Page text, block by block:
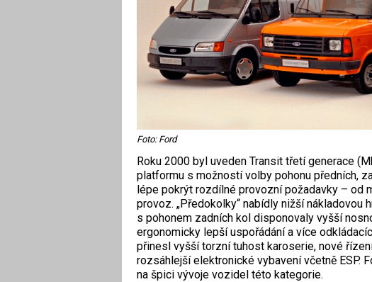
Foto: Ford
Roku 2000 byl uveden Transit třetí generace
platformu s možností volby pohonu předních,
lépe pokrýt rozdílné provozní požadavky – od
provoz. „Předokolky“ nabídly nižší nákladovou
s pohonem zadních kol disponovaly vyšší
ergonomicky lepší uspořádání a více
přinesl vyšší torzní tuhost karoserie, nové
rozsáhlejší elektronické vybavení včetně ESP.
na špici vývoje vozidel této kategorie.